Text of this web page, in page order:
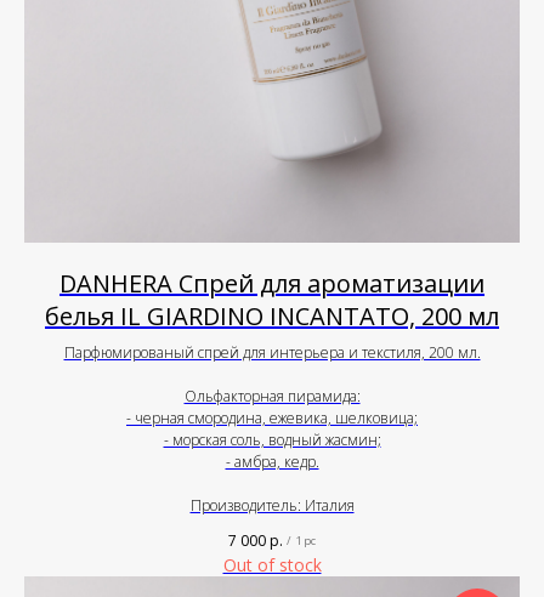
DANHERA Спрей для ароматизации
белья IL GIARDINO INCANTATO, 200 мл
Парфюмированый спрей для интерьера и текстиля, 200 мл.
Ольфакторная пирамида:
- черная смородина, ежевика, шелковица;
- морская соль, водный жасмин;
- амбра, кедр.
Производитель: Италия
7 000р. / 1 pc
Out of stock